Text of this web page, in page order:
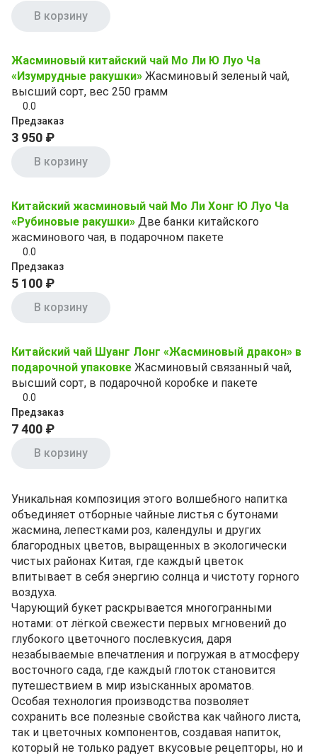
В корзину
Жасминовый китайский чай Мо Ли Ю Луо Ча
«Изумрудные ракушки» Жасминовый зеленый чай,
высший сорт, вес 250 грамм
0.0
Предзаказ
3 950 ₽
В корзину
Китайский жасминовый чай Мо Ли Хонг Ю Луо Ча
«Рубиновые ракушки» Две банки китайского
жасминового чая, в подарочном пакете
0.0
Предзаказ
5 100 ₽
В корзину
Китайский чай Шуанг Лонг «Жасминовый дракон» в
подарочной упаковке Жасминовый связанный чай,
высший сорт, в подарочной коробке и пакете
0.0
Предзаказ
7 400 ₽
В корзину
Уникальная композиция этого волшебного напитка
объединяет отборные чайные листья с бутонами
жасмина, лепестками роз, календулы и других
благородных цветов, выращенных в экологически
чистых районах Китая, где каждый цветок
впитывает в себя энергию солнца и чистоту горного
воздуха.
Чарующий букет раскрывается многогранными
нотами: от лёгкой свежести первых мгновений до
глубокого цветочного послевкусия, даря
незабываемые впечатления и погружая в атмосферу
восточного сада, где каждый глоток становится
путешествием в мир изысканных ароматов.
Особая технология производства позволяет
сохранить все полезные свойства как чайного листа,
так и цветочных компонентов, создавая напиток,
который не только радует вкусовые рецепторы, но и